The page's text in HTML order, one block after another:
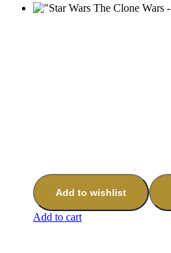
Add to wishlist
Add to cart